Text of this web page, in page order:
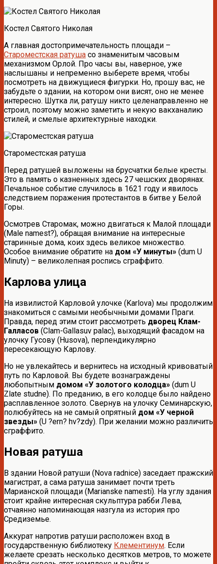
Костел Святого Николая
А главная достопримечательность площади –
Староместская ратуша со знаменитым часовым
механизмом Орлой. Про часы вы, наверное, уже
наслышаны и непременно выберете время, чтобы
посмотреть на движущиеся фигурки. Но, прошу вас, не
забудьте о здании, на котором они висят, оно не менее
интересно. Шутка ли, ратушу никто целенаправленно не
строил, поэтому можно заметить и некую вакханалию
стилей, и смелые архитектурные находки.
Староместская ратуша
Перед ратушей выложены на брусчатки белые кресты.
Это в память о казненных здесь 27 чешских дворянах.
Печальное событие случилось в 1621 году и явилось
следствием поражения протестантов в битве у Белой
Горы.
Осмотрев Старомак, можно двигаться к Малой площади
(Male namest?), обращая внимание на интересные
старинные дома, коих здесь великое множество.
Особое внимание обратите на дом «У минуты» (dum U
Minuty) – великолепная роспись сграффито.
Карлова улица
На извилистой Карловой улочке (Karlova) мы продолжим
знакомиться с самыми необычными домами Праги.
Правда, перед этим стоит рассмотреть дворец Клам-
Галласов (Clam-Gallasuv palac), выходящий фасадом на
улочку Гусову (Husova), перпендикулярно
пересекающую Карлову.
Но не увлекайтесь и вернитесь на исходный кривоватый
путь по Карловой. Вы будете вознаграждены
любопытным домом «У золотого колодца» (dum U
Zlate studne). По преданию, в его колодце было найдено
расплавленное золото. Свернув на улочку Семинарскую,
полюбуйтесь на не самый опрятный дом «У черной
звезды» (U ?ern? hv?zdy). При желании можно различить
сграффито.
Новая ратуша
В здании Новой ратуши (Nova radnice) заседает пражский
магистрат, а сама ратуша занимает почти треть
Марианской площади (Marianske namesti). На углу здания
стоит крайне интересная скульптура рабби Лева,
отчаянно напоминающая назгула из история про
Средиземье.
Аккурат напротив ратуши расположен вход в
государственную библиотеку Клементинум. Если
желаете срезать несколько десятков метров, то можете